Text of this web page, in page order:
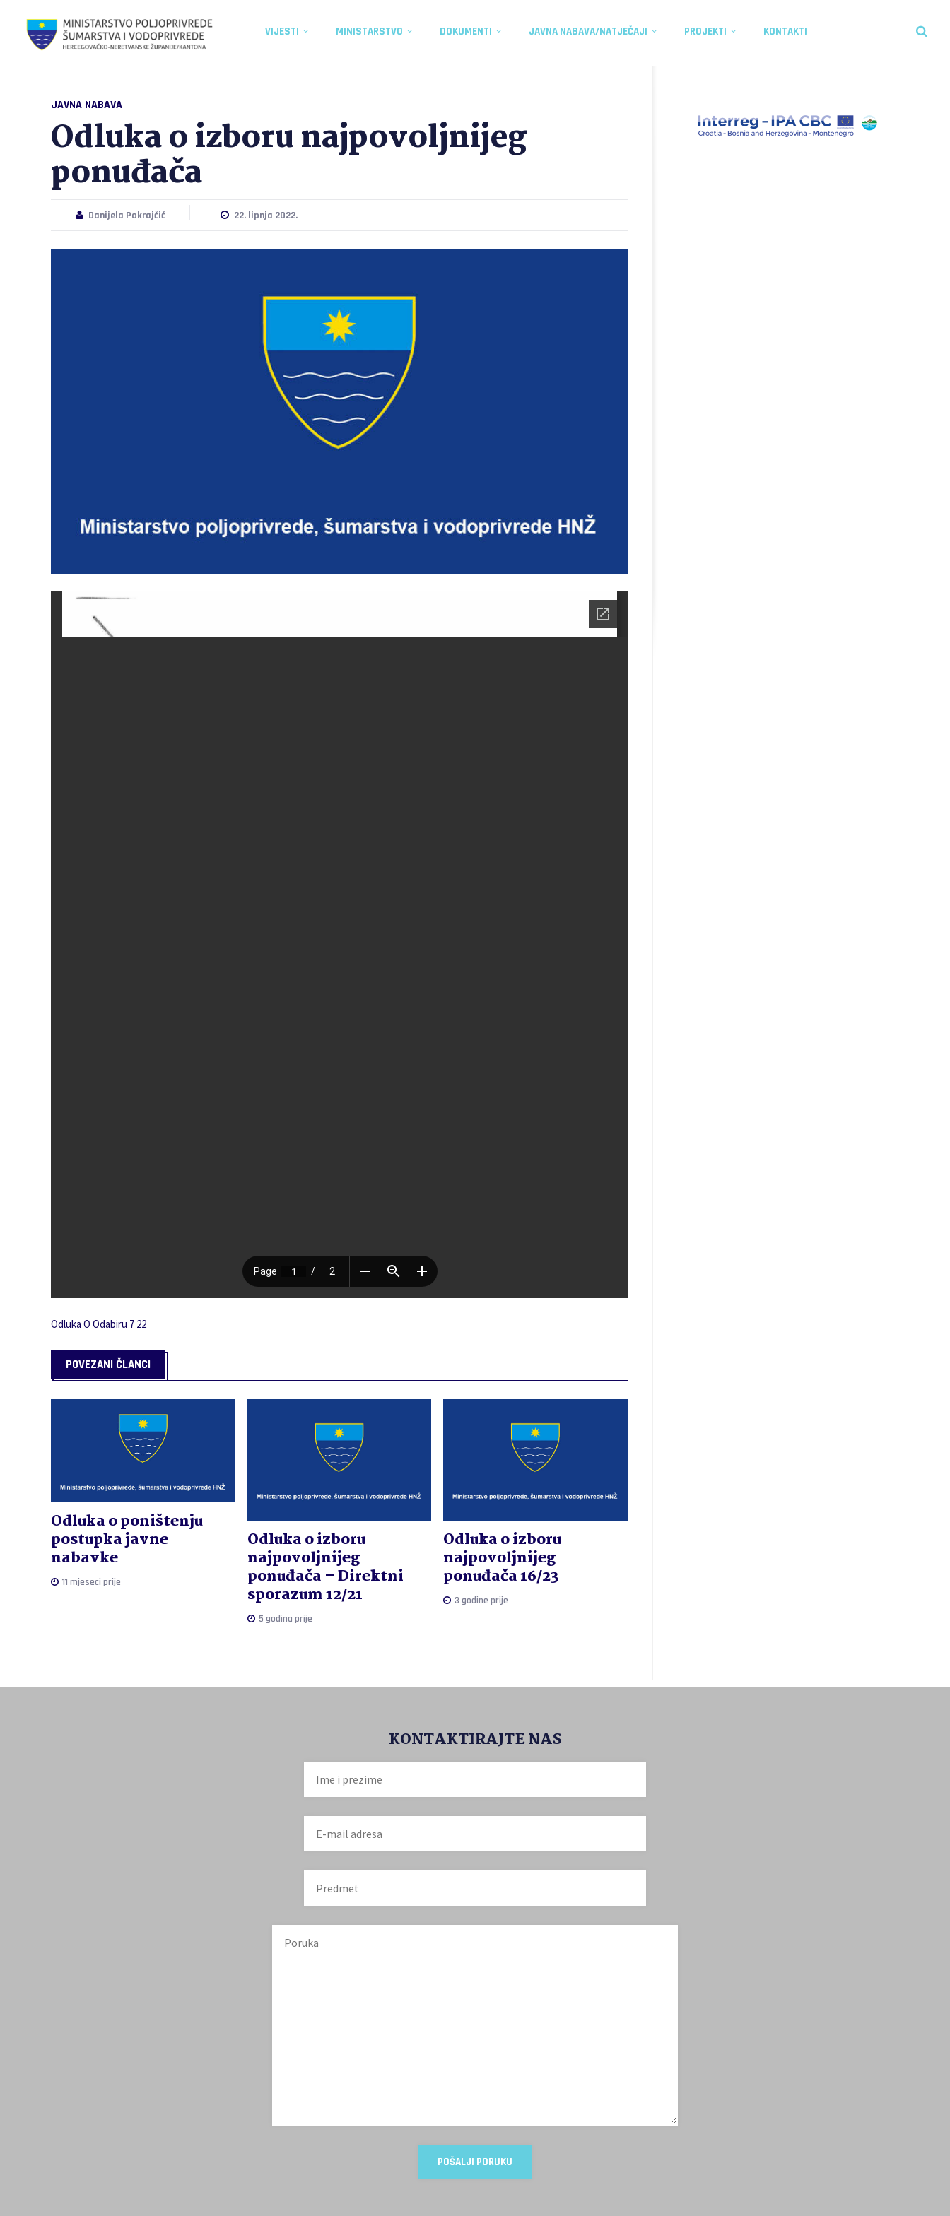
VIJESTI MINISTARSTVO DOKUMENTI JAVNA NABAVA/NATJEČAJI PROJEKTI KONTAKTI
JAVNA NABAVA
Odluka o izboru najpovoljnijeg
ponuđača
Danijela Pokrajčić 22. lipnja 2022.
Odluka O Odabiru 7 22
POVEZANI ČLANCI
Odluka o poništenju
postupka javne
nabavke
11 mjeseci prije
Odluka o izboru
najpovoljnijeg
ponuđača – Direktni
sporazum 12/21
5 godina prije
Odluka o izboru
najpovoljnijeg
ponuđača 16/23
3 godine prije
KONTAKTIRAJTE NAS